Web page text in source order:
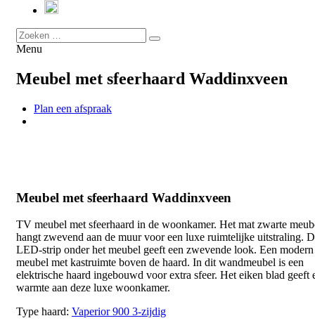
Menu
Meubel met sfeerhaard Waddinxveen
Plan een afspraak
Meubel met sfeerhaard Waddinxveen
TV meubel met sfeerhaard in de woonkamer. Het mat zwarte
hangt zwevend aan de muur voor een luxe ruimtelijke uitstraling.
LED-strip onder het meubel geeft een zwevende look. Een modern
meubel met kastruimte boven de haard. In dit wandmeubel is een
elektrische haard ingebouwd voor extra sfeer. Het eiken blad geeft
warmte aan deze luxe woonkamer.
Type haard: Vaperior 900 3-zijdig